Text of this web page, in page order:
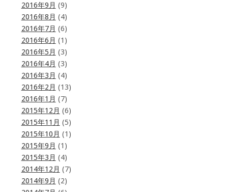
2016年9月 (9)
2016年8月 (4)
2016年7月 (6)
2016年6月 (1)
2016年5月 (3)
2016年4月 (3)
2016年3月 (4)
2016年2月 (13)
2016年1月 (7)
2015年12月 (6)
2015年11月 (5)
2015年10月 (1)
2015年9月 (1)
2015年3月 (4)
2014年12月 (7)
2014年9月 (2)